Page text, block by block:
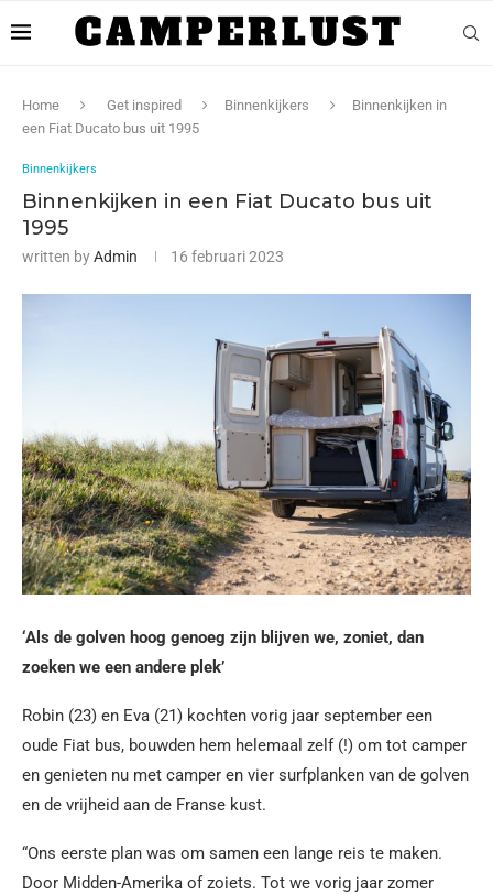
Home Get inspired Binnenkijkers
Binnenkijken in
een Fiat Ducato bus uit 1995
Binnenkijkers
Binnenkijken in een Fiat Ducato bus uit
1995
written byAdmin 16 februari 2023
‘Als de golven hoog genoeg zijn blijven we, zoniet, dan
zoeken we een andere plek’
Robin (23) en Eva (21) kochten vorig jaar september een
oude Fiat bus, bouwden hem helemaal zelf (!) om tot camper
en genieten nu met camper en vier surfplanken van de golven
en de vrijheid aan de Franse kust.
“Ons eerste plan was om samen een lange reis te maken.
Door Midden-Amerika of zoiets. Tot we vorig jaar zomer